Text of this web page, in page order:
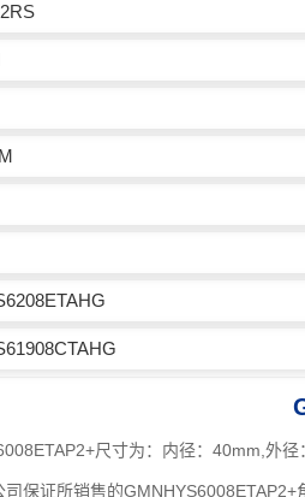
尺寸为：内径：40mm,外
保证所销售的